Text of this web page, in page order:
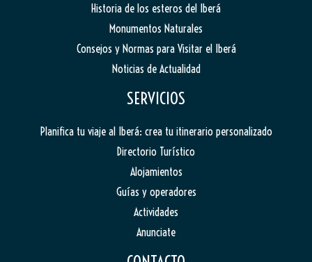
Historia de los esteros del Iberá
Monumentos Naturales
Consejos y Normas para Visitar el Iberá
Noticias de Actualidad
SERVICIOS
Planifica tu viaje al Iberá: crea tu itinerario personalizado
Directorio Turístico
Alojamientos
Guías y operadores
Actividades
Anunciate